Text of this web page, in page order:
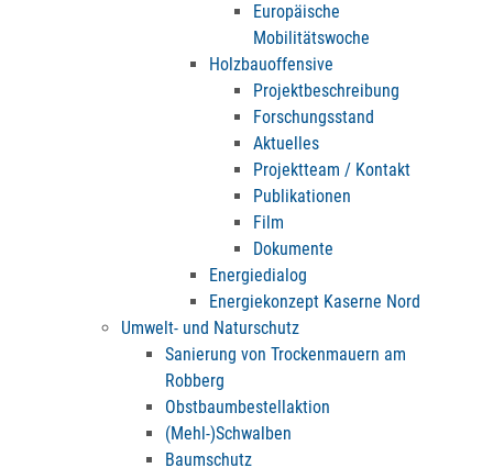
Europäische
Mobilitätswoche
Holzbauoffensive
Projektbeschreibung
Forschungsstand
Aktuelles
Projektteam / Kontakt
Publikationen
Film
Dokumente
Energiedialog
Energiekonzept Kaserne Nord
Umwelt- und Naturschutz
Sanierung von Trockenmauern am
Robberg
Obstbaumbestellaktion
(Mehl-)Schwalben
Baumschutz